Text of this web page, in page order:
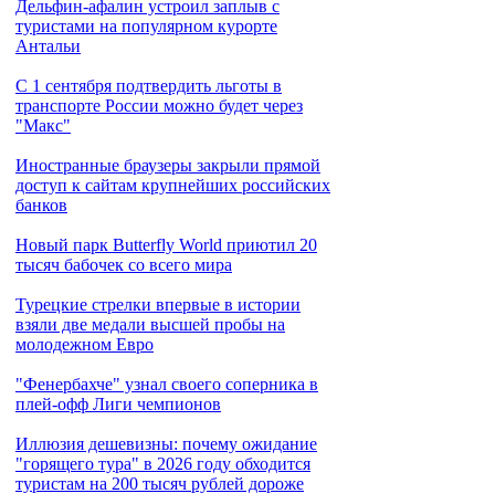
Дельфин-афалин устроил заплыв с
туристами на популярном курорте
Антальи
С 1 сентября подтвердить льготы в
транспорте России можно будет через
"Макс"
Иностранные браузеры закрыли прямой
доступ к сайтам крупнейших российских
банков
Новый парк Butterfly World приютил 20
тысяч бабочек со всего мира
Турецкие стрелки впервые в истории
взяли две медали высшей пробы на
молодежном Евро
"Фенербахче" узнал своего соперника в
плей-офф Лиги чемпионов
Иллюзия дешевизны: почему ожидание
"горящего тура" в 2026 году обходится
туристам на 200 тысяч рублей дороже